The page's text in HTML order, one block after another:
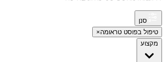
סנן
טיפול בפוסט טראומה×
מקצוע